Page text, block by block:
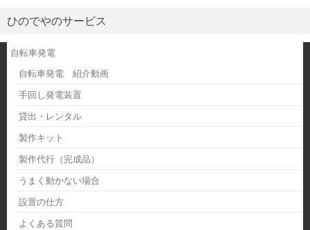
ひのでやのサービス
自転車発電
自転車発電 紹介動画
手回し発電装置
貸出・レンタル
製作キット
製作代行（完成品）
うまく動かない場合
設置の仕方
よくある質問